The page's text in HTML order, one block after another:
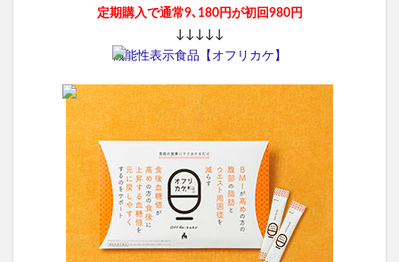
定期購入で通常9､180円が初回980円
↓↓↓↓↓
機能性表示食品【オフリカケ】